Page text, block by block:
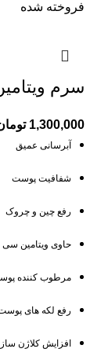
فروخته شده
سرم
1,300,000
آبرسانی عمیق
شفافیت پوست
رفع چین و چروک
حاوی ویتامین سی
مرطوب کننده
رفع لکه های
افزایش کلاژن